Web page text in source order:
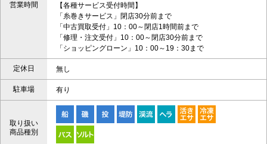
営業時間
【各種サービス受付時間】
「糸巻きサービス」閉店30分前まで
「中古買取受付」10：00～閉店1時間前まで
「修理・注文受付」10：00～閉店30分前まで
「ショッピングローン」10：00～19：30まで
定休日 無し
駐車場 有り
取り扱い
商品種別